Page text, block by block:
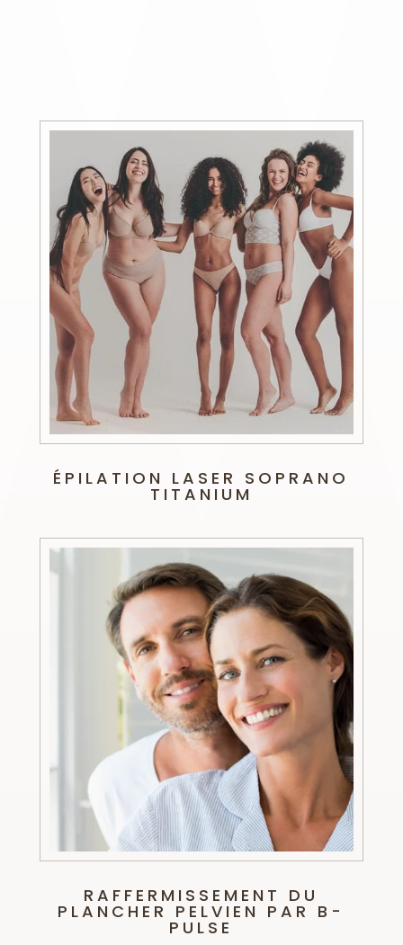
ÉPILATION LASER SOPRANO
TITANIUM
RAFFERMISSEMENT DU
PLANCHER PELVIEN PAR B-
PULSE